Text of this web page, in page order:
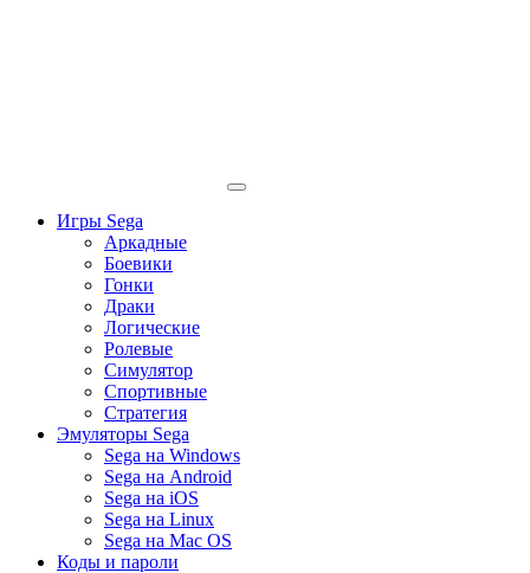
Игры Sega
Аркадные
Боевики
Гонки
Драки
Логические
Ролевые
Симулятор
Спортивные
Стратегия
Эмуляторы Sega
Sega на Windows
Sega на Android
Sega на iOS
Sega на Linux
Sega на Mac OS
Коды и пароли